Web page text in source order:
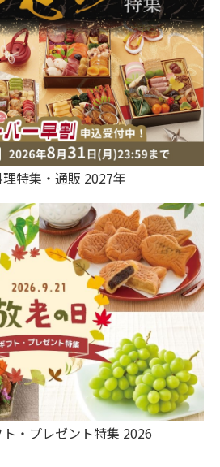
特集・通販 2027年
・プレゼント特集 2026